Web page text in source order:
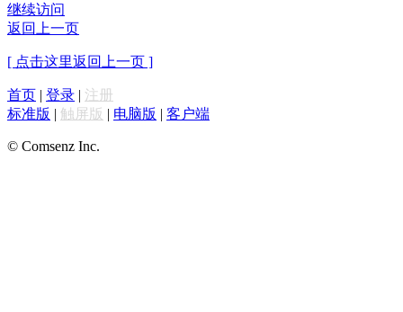
继续访问
返回上一页
[ 点击这里返回上一页 ]
首页 | 登录 | 注册
标准版 | 触屏版 | 电脑版 | 客户端
© Comsenz Inc.